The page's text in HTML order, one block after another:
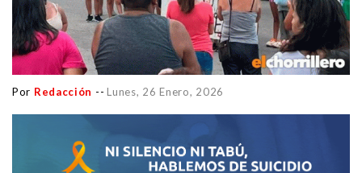
Por Redacción -- Lunes, 26 Enero, 2026